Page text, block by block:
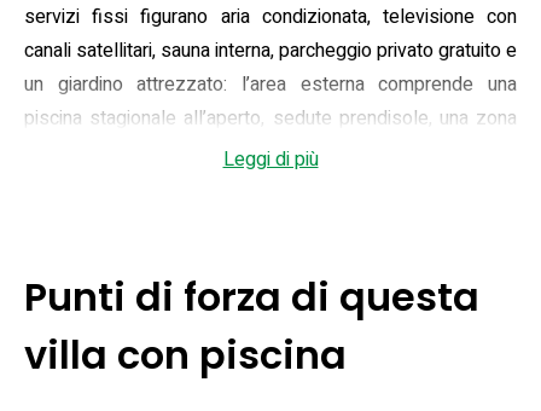
servizi fissi figurano aria condizionata, televisione con
canali satellitari, sauna interna, parcheggio privato gratuito e
un giardino attrezzato: l’area esterna comprende una
piscina stagionale all’aperto, sedute prendisole, una zona
bar/BBQ e, secondo le testimonianze degli ospiti, un forno
garantisce un buon bilanciamento tra tranquillità e
accessibilità alle attrazioni regionali: la Reggia di Caserta si
trova a circa 19 km, mentre i principali musei e siti di Napoli
Leggi di più
Punti di forza di questa
villa con piscina